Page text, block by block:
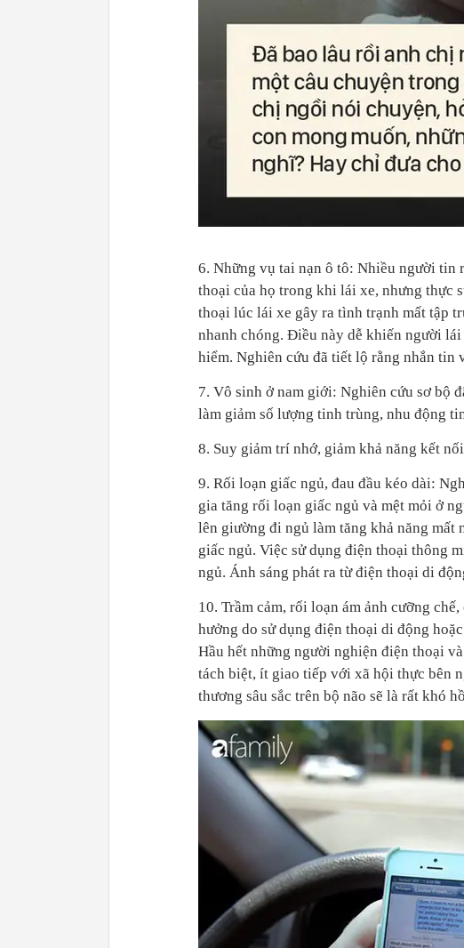
6. Những vụ tai nạn ô tô: Nhiều người tin
thoại của họ trong khi lái xe, nhưng thực
thoại lúc lái xe gây ra tình trạnh mất tập
nhanh chóng. Điều này dễ khiến người
hiểm. Nghiên cứu đã tiết lộ rằng nhắn tin
7. Vô sinh ở nam giới: Nghiên cứu sơ bộ
làm giảm số lượng tinh trùng, nhu động
8. Suy giảm trí nhớ, giảm khả năng kết
9. Rối loạn giấc ngủ, đau đầu kéo dài:
gia tăng rối loạn giấc ngủ và mệt mỏi ở
lên giường đi ngủ làm tăng khả năng mất
giấc ngủ. Việc sử dụng điện thoại thông
ngủ. Ánh sáng phát ra từ điện thoại di
10. Trầm cảm, rối loạn ám ảnh cưỡng
hưởng do sử dụng điện thoại di động
Hầu hết những người nghiện điện thoại
tách biệt, ít giao tiếp với xã hội thực bên
thương sâu sắc trên bộ não sẽ là rất khó